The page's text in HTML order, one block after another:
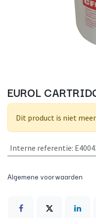
EUROL
Dit product is niet
Interne referentie:
Algemene voorwaarden